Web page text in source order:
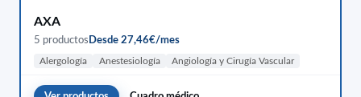
AXA
5 productos Desde 27,46€/mes
Alergología Anestesiología Angiología y Cirugía Vascular